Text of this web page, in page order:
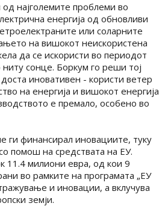
најголемите проблеми во
енергија од обновливи
или соларните
на вишокот неискористена
да се искористи во периодот
сонце. Боркум го реши тој
иновативен - користи ветер
на енергија и вишокот енергија
е премало, особено во
ги финансирал иновациите, туку
помош на средствата на ЕУ.
11.4 милиони евра, од кои 9
во рамките на програмата „ЕУ
и иновации, а вклучува
земји.